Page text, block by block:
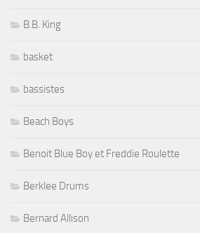
B.B. King
basket
bassistes
Beach Boys
Benoit Blue Boy et Freddie Roulette
Berklee Drums
Bernard Allison